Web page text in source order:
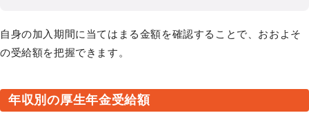
自身の加入期間に当てはまる金額を確認することで、おおよそ
の受給額を把握できます。
年収別の厚生年金受給額